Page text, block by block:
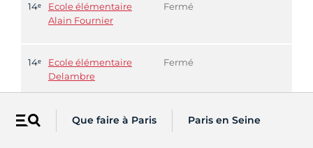
Menu Que faire à Paris Paris en Seine
14ᵉ
Ecole élémentaire
Alain Fournier
Fermé
14ᵉ
Ecole élémentaire
Delambre
Fermé
14ᵉ
Ecole élémentaire
Hippolyte Maindron
Fermé